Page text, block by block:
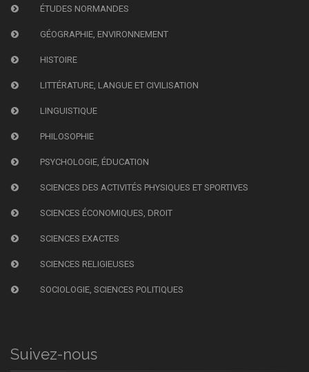
ÉTUDES NORMANDES
GÉOGRAPHIE, ENVIRONNEMENT
HISTOIRE
LITTÉRATURE, LANGUE ET CIVILISATION
LINGUISTIQUE
PHILOSOPHIE
PSYCHOLOGIE, ÉDUCATION
SCIENCES DES ACTIVITÉS PHYSIQUES ET SPORTIVES
SCIENCES ÉCONOMIQUES, DROIT
SCIENCES EXACTES
SCIENCES RELIGIEUSES
SOCIOLOGIE, SCIENCES POLITIQUES
Suivez-nous